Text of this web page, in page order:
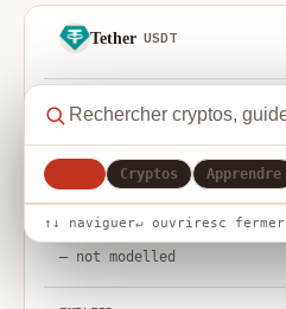
Cryptos Apprendre
↑↓ naviguer↵ ouvriresc fermer
Tether USDT
— not modelled